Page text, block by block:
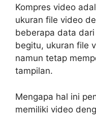
Kompres video
ukuran file video
beberapa data
begitu, ukuran file
namun tetap
tampilan.
Mengapa hal ini
memiliki video